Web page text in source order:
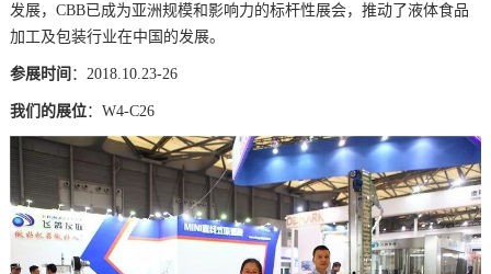
发展，CBB已成为亚洲规模和影响力的标杆性展会，推动了液体食品
加工及包装行业在中国的发展。
参展时间 ：2018.10.23-26
我们的展位：W4-C26